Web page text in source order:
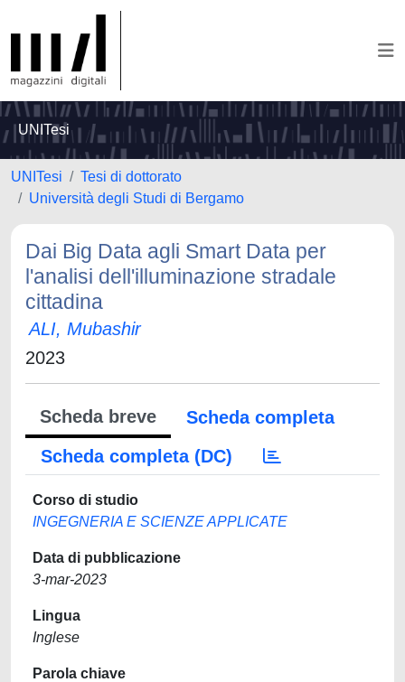
UNITesi
UNITesi
Tesi di dottorato
Università degli Studi di Bergamo
Dai Big Data agli Smart Data per
l'analisi dell'illuminazione stradale
cittadina
ALI, Mubashir
2023
Scheda breve
Scheda completa
Scheda completa (DC)
Corso di studio
INGEGNERIA E SCIENZE APPLICATE
Data di pubblicazione
3-mar-2023
Lingua
Inglese
Parola chiave